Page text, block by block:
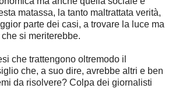
matassa, la tanto maltrattata verità,
parte dei casi, a trovare la luce ma
si meriterebbe.
che trattengono oltremodo il
che, a suo dire, avrebbe altri e ben
da risolvere? Colpa dei giornalisti